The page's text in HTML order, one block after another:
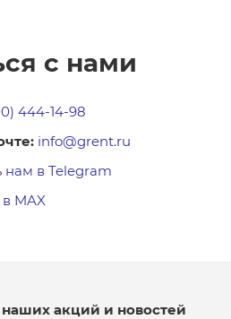
с нами
444-14-98
info@grent.ru
нам в Telegram
MAX
наших акций и новостей